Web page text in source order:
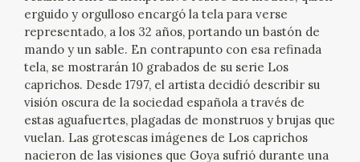
EL VIAJE DE GOYA
CATÁLOGO
GOYA EN EL MUNDO
GOYA EN ARAGÓN
erguido y orgulloso encargó la tela para verse
representado, a los 32 años, portando un bastón de
mando y un sable. En contrapunto con esa refinada
tela, se mostrarán 10 grabados de su serie Los
caprichos. Desde 1797, el artista decidió describir su
visión oscura de la sociedad española a través de
estas aguafuertes, plagadas de monstruos y brujas que
vuelan. Las grotescas imágenes de Los caprichos
nacieron de las visiones que Goya sufrió durante una